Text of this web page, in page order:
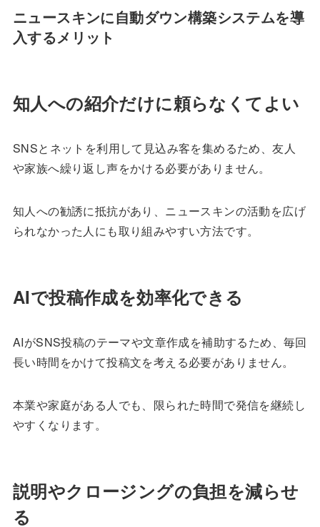
ニュースキンに自動ダウン構築システムを導
入するメリット
知人への紹介だけに頼らなくてよい
SNSとネットを利用して見込み客を集めるため、友人
や家族へ繰り返し声をかける必要がありません。
知人への勧誘に抵抗があり、ニュースキンの活動を広げ
られなかった人にも取り組みやすい方法です。
AIで投稿作成を効率化できる
AIがSNS投稿のテーマや文章作成を補助するため、毎回
長い時間をかけて投稿文を考える必要がありません。
本業や家庭がある人でも、限られた時間で発信を継続し
やすくなります。
説明やクロージングの負担を減らせ
る